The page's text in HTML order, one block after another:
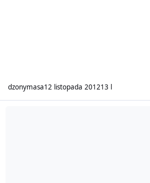
dzonymasa12 listopada 201213 l